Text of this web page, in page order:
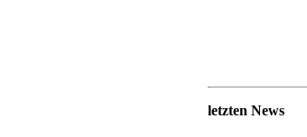
letzten News